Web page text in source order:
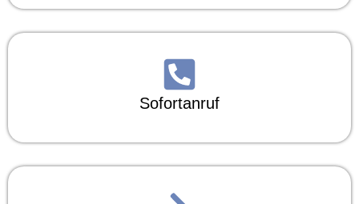
Sofortanruf